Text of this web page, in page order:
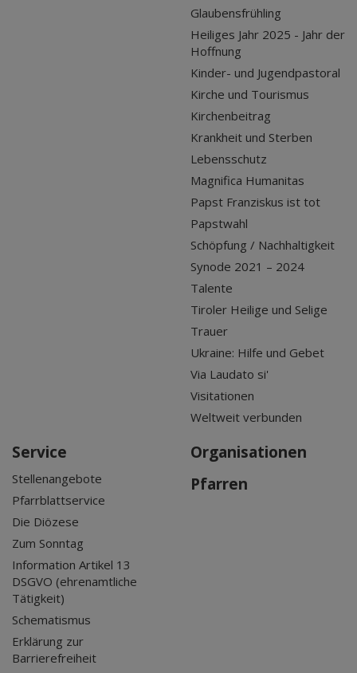
Glaubensfrühling
Heiliges Jahr 2025 - Jahr der
Hoffnung
Kinder- und Jugendpastoral
Kirche und Tourismus
Kirchenbeitrag
Krankheit und Sterben
Lebensschutz
Magnifica Humanitas
Papst Franziskus ist tot
Papstwahl
Schöpfung / Nachhaltigkeit
Synode 2021 – 2024
Talente
Tiroler Heilige und Selige
Trauer
Ukraine: Hilfe und Gebet
Via Laudato si'
Visitationen
Weltweit verbunden
Service
Stellenangebote
Pfarrblattservice
Die Diözese
Zum Sonntag
Information Artikel 13
DSGVO (ehrenamtliche
Tätigkeit)
Schematismus
Erklärung zur
Barrierefreiheit
Organisationen
Pfarren